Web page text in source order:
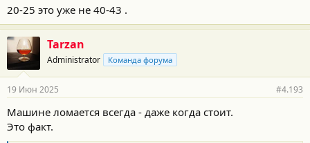
20-25 это уже не 40-43 .
Tarzan
Administrator Команда форума
19 Июн 2025 #4.193
Машине ломается всегда - даже когда стоит.
Это факт.